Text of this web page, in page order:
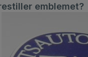
emblemet?